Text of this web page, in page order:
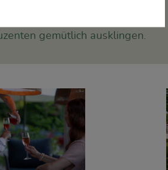
gemütlich ausklingen.